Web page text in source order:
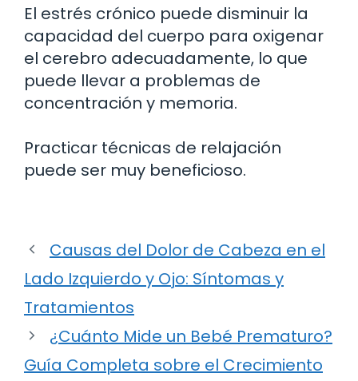
El estrés crónico puede disminuir la
capacidad del cuerpo para oxigenar
el cerebro adecuadamente, lo que
puede llevar a problemas de
concentración y memoria.
Practicar técnicas de relajación
puede ser muy beneficioso.
Causas del Dolor de Cabeza en el
Lado Izquierdo y Ojo: Síntomas y
Tratamientos
¿Cuánto Mide un Bebé Prematuro?
Guía Completa sobre el Crecimiento